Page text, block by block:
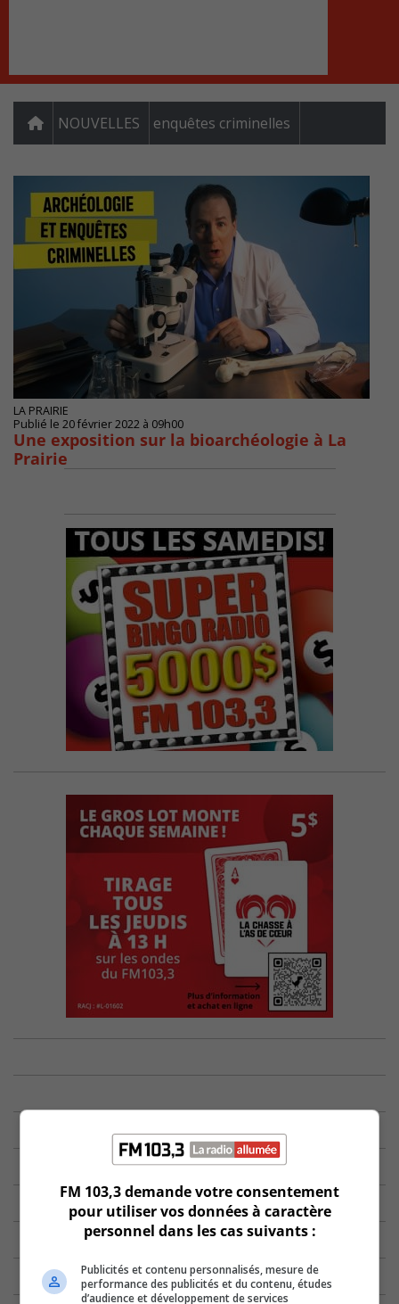
NOUVELLES enquêtes criminelles
LA PRAIRIE
Publié le 20 février 2022 à 09h00
Une exposition sur la bioarchéologie à La
Prairie
FM 103,3 demande votre consentement
pour utiliser vos données à caractère
personnel dans les cas suivants :
Publicités et contenu personnalisés, mesure de
performance des publicités et du contenu, études
d’audience et développement de services